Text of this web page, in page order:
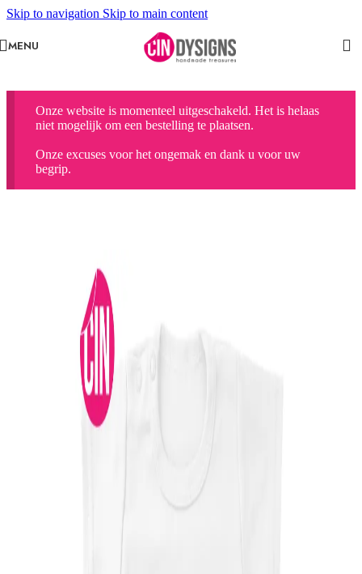
Skip to navigation Skip to main content
MENU
Onze website is momenteel uitgeschakeld. Het is helaas
niet mogelijk om een bestelling te plaatsen.
Onze excuses voor het ongemak en dank u voor uw
begrip.